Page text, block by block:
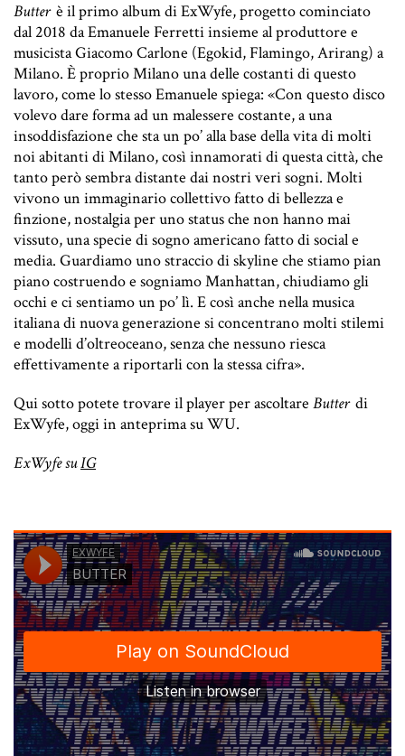
Butter è il primo album di ExWyfe, progetto cominciato
dal 2018 da Emanuele Ferretti insieme al produttore e
musicista Giacomo Carlone (Egokid, Flamingo, Arirang) a
Milano. È proprio Milano una delle costanti di questo
lavoro, come lo stesso Emanuele spiega: «Con questo disco
volevo dare forma ad un malessere costante, a una
insoddisfazione che sta un po’ alla base della vita di molti
noi abitanti di Milano, così innamorati di questa città, che
tanto però sembra distante dai nostri veri sogni. Molti
vivono un immaginario collettivo fatto di bellezza e
finzione, nostalgia per uno status che non hanno mai
vissuto, una specie di sogno americano fatto di social e
media. Guardiamo uno straccio di skyline che stiamo pian
piano costruendo e sogniamo Manhattan, chiudiamo gli
occhi e ci sentiamo un po’ lì. E così anche nella musica
italiana di nuova generazione si concentrano molti stilemi
e modelli d’oltreoceano, senza che nessuno riesca
effettivamente a riportarli con la stessa cifra».
Qui sotto potete trovare il player per ascoltare Butter di
ExWyfe, oggi in anteprima su WU.
ExWyfe suIG